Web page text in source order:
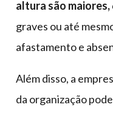
altura são maiores,
graves ou até
afastamento e
Além disso, a
da organização